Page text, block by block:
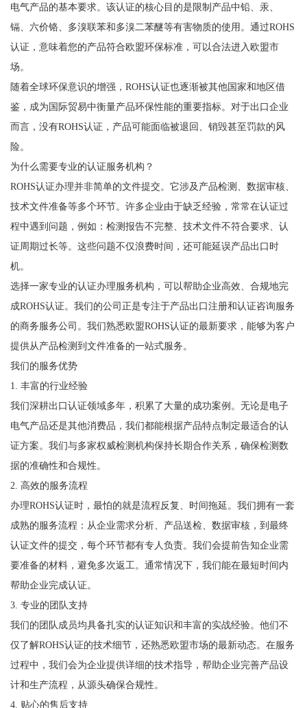
电气产品的基本要求。该认证的核心目的是限制产品中铅、汞、
镉、六价铬、多溴联苯和多溴二苯醚等有害物质的使用。通过ROHS
认证，意味着您的产品符合欧盟环保标准，可以合法进入欧盟市
场。
随着全球环保意识的增强，ROHS认证也逐渐被其他国家和地区借
鉴，成为国际贸易中衡量产品环保性能的重要指标。对于出口企业
而言，没有ROHS认证，产品可能面临被退回、销毁甚至罚款的风
险。
为什么需要专业的认证服务机构？
ROHS认证办理并非简单的文件提交。它涉及产品检测、数据审核、
技术文件准备等多个环节。许多企业由于缺乏经验，常常在认证过
程中遇到问题，例如：检测报告不完整、技术文件不符合要求、认
证周期过长等。这些问题不仅浪费时间，还可能延误产品出口时
机。
选择一家专业的认证办理服务机构，可以帮助企业高效、合规地完
成ROHS认证。我们的公司正是专注于产品出口注册和认证咨询服务
的商务服务公司。我们熟悉欧盟ROHS认证的最新要求，能够为客户
提供从产品检测到文件准备的一站式服务。
我们的服务优势
1. 丰富的行业经验
我们深耕出口认证领域多年，积累了大量的成功案例。无论是电子
电气产品还是其他消费品，我们都能根据产品特点制定最适合的认
证方案。我们与多家权威检测机构保持长期合作关系，确保检测数
据的准确性和合规性。
2. 高效的服务流程
办理ROHS认证时，最怕的就是流程反复、时间拖延。我们拥有一套
成熟的服务流程：从企业需求分析、产品送检、数据审核，到最终
认证文件的提交，每个环节都有专人负责。我们会提前告知企业需
要准备的材料，避免多次返工。通常情况下，我们能在最短时间内
帮助企业完成认证。
3. 专业的团队支持
我们的团队成员均具备扎实的认证知识和丰富的实战经验。他们不
仅了解ROHS认证的技术细节，还熟悉欧盟市场的最新动态。在服务
过程中，我们会为企业提供详细的技术指导，帮助企业完善产品设
计和生产流程，从源头确保合规性。
4. 贴心的售后支持